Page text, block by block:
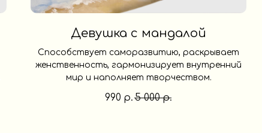
Девушка с мандалой
Способствует саморазвитию, раскрывает
женственность, гармонизирует внутренний
мир и наполняет творчеством.
990 р. 5 000 р.